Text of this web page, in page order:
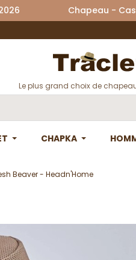
été 2026
Le plus grand choix de
CHAPKA
Beaver - Headn'Home